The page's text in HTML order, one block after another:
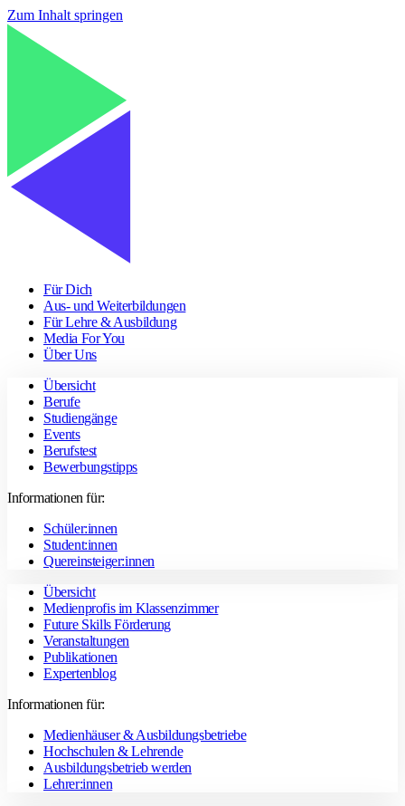
Zum Inhalt springen
Für Dich
Aus- und Weiterbildungen
Für Lehre & Ausbildung
Media For You
Über Uns
Übersicht
Berufe
Studiengänge
Events
Berufstest
Bewerbungstipps
Informationen für:
Schüler:innen
Student:innen
Quereinsteiger:innen
Übersicht
Medienprofis im Klassenzimmer
Future Skills Förderung
Veranstaltungen
Publikationen
Expertenblog
Informationen für:
Medienhäuser & Ausbildungsbetriebe
Hochschulen & Lehrende
Ausbildungsbetrieb werden
Lehrer:innen